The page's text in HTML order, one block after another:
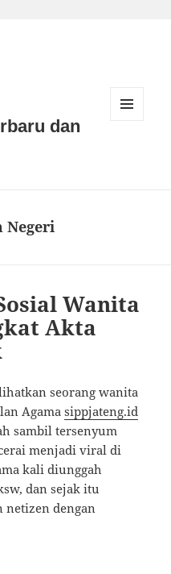
dan
Negeri
Wanita
Akta
seorang wanita
Agamasippjateng.id
sambil tersenyum
menjadi viral di
kali diunggah
dan sejak itu
netizen dengan